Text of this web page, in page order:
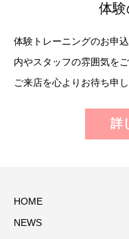
体
体験トレーニングのお申
内やスタッフの雰囲気を
ご来店を心よりお待ち申
詳
HOME
NEWS